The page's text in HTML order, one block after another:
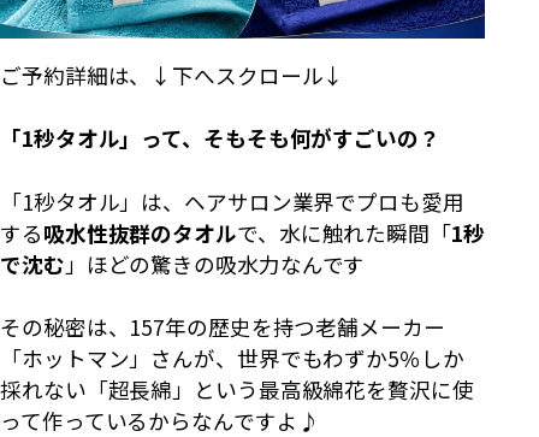
ご予約詳細は、↓下へスクロール↓
「1秒タオル」って、そもそも何がすごいの？
「1秒タオル」は、ヘアサロン業界でプロも愛用
する吸水性抜群のタオルで、水に触れた瞬間「1秒
で沈む 」ほどの驚きの吸水力なんです
その秘密は、157年の歴史を持つ老舗メーカー
「ホットマン」さんが、世界でもわずか5％しか
採れない「超長綿」という最高級綿花を贅沢に使
って作っているからなんですよ♪